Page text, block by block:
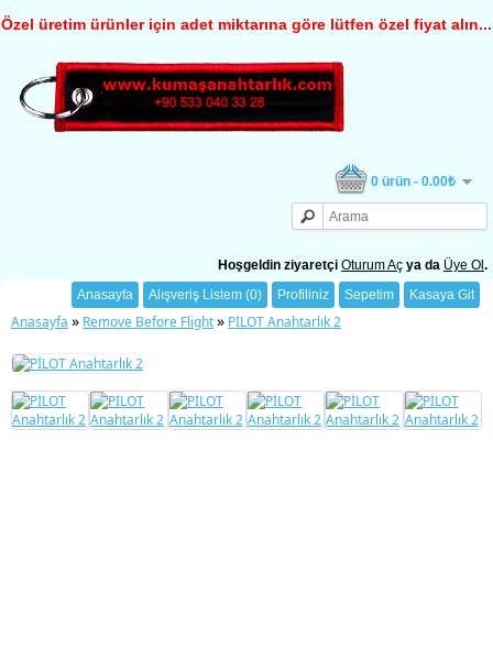
Özel üretim ürünler için adet miktarına göre lütfen özel fiyat alın...
0 ürün - 0.00₺
Hoşgeldin ziyaretçi Oturum Aç ya da Üye Ol .
Anasayfa
Alışveriş Listem (0) Profiliniz Sepetim Kasaya Git
Anasayfa » Remove Before Flight» PİLOT Anahtarlık 2